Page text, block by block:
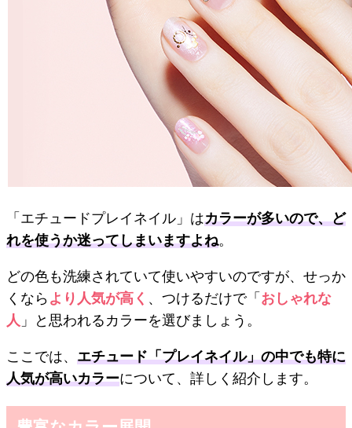
「エチュードプレイネイル」はカラーが多いので、ど
れを使うか迷ってしまいますよね。
どの色も洗練されていて使いやすいのですが、せっか
くなら より人気が高く 、つけるだけで「 おしゃれな
人 」と思われるカラーを選びましょう。
ここでは、 エチュード「プレイネイル」の中でも特に
人気が高いカラーについて、詳しく紹介します。